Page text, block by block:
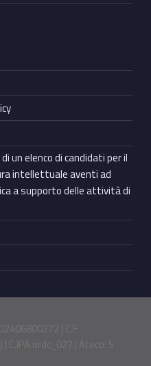
un elenco di candidati per il
intellettuale aventi ad
a supporto delle attività di
| C.F.
C.IPA urdc_027 | Ateco: S